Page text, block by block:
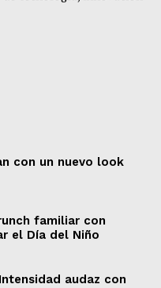
con un nuevo look
familiar con
el Día del Niño
audaz con